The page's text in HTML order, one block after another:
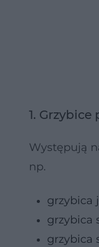
1.
Występują
np.
grzybica
grzybica
grzybica